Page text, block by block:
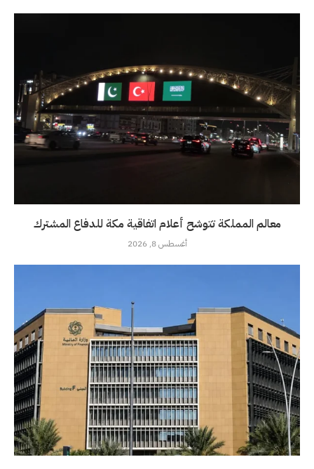
معالم المملكة تتوشح أعلام اتفاقية مكة للدفاع المشترك
أغسطس 8, 2026